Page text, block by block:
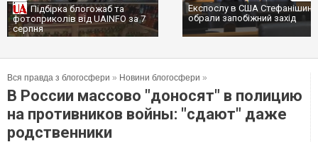
Підбірка блогожаб та
фотоприколів від UAINFO за 7
серпня
Експослу в США Стефанішиній
обрали запобіжний захід
Вся правда з блогосфери » Новини блогосфери »
В России массово "доносят" в полицию
на противников войны: "сдают" даже
родственники